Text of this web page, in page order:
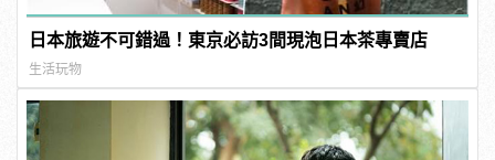
日本旅遊不可錯過！東京必訪3間現泡日本茶專賣店
生活玩物